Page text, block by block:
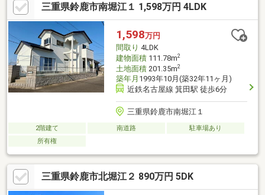
三重県鈴鹿市南堀江１ 1,598万円 4LDK
1,598万円
間取り 4LDK
建物面積111.78m2
土地面積201.35m2
築年月 1993年10月(築32年11ヶ月)
近鉄名古屋線 箕田駅 徒歩6分
三重県鈴鹿市南堀江１
2階建て 南道路
駐車場あり
所有権
三重県鈴鹿市北堀江２ 890万円 5DK